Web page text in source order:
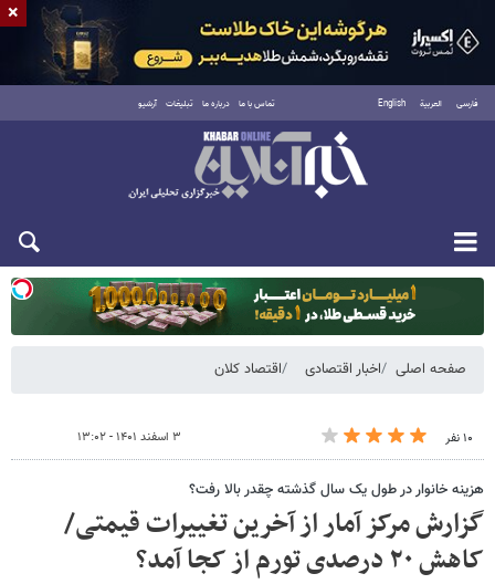
فارسی العربية English تماس با ما درباره ما تبلیغات آرشیو
دوشنبه ۱۹ مرداد ۱۴۰۵
صفحه اصلی اخبار اقتصادی اقتصاد کلان
۱۰ نفر ۳ اسفند ۱۴۰۱ - ۱۳:۰۲
هزینه خانوار در طول یک سال گذشته چقدر بالا رفت؟
گزارش مرکز آمار از آخرین تغییرات قیمتی/
کاهش ۲۰ درصدی تورم از کجا آمد؟
×